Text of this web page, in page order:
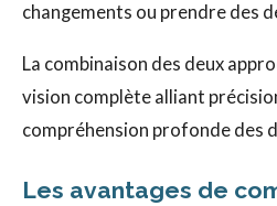
changements ou prendre des
La combinaison des deux
vision complète alliant
compréhension profonde des
Les avantages de